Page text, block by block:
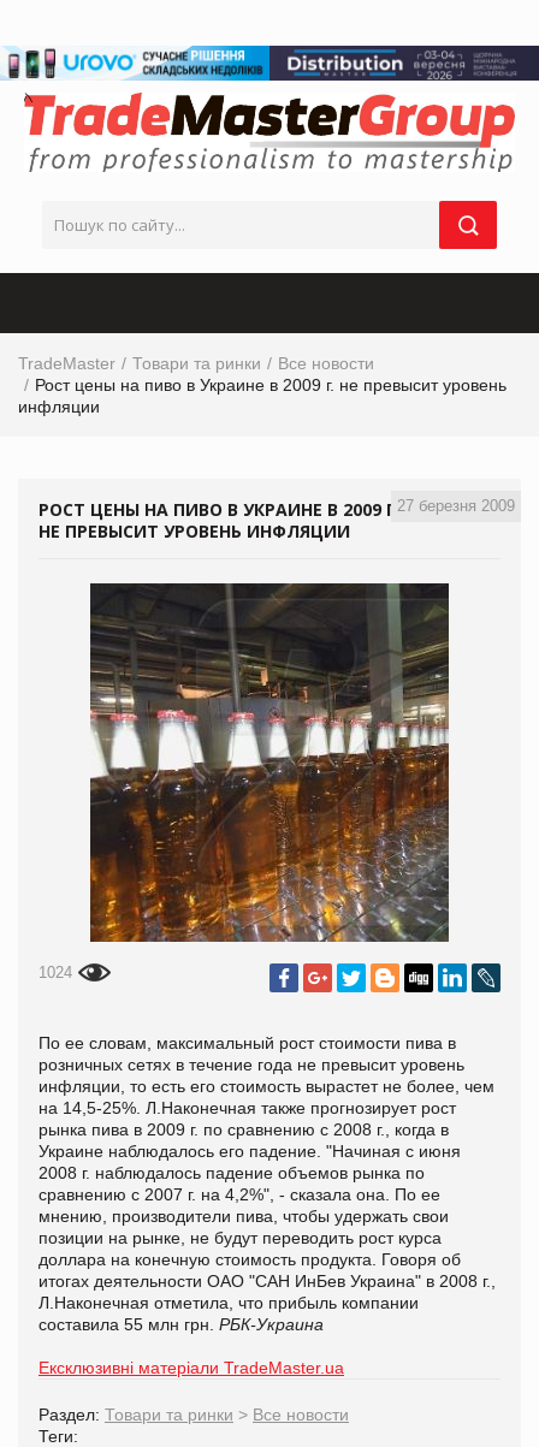
TradeMaster Товари та ринки
Все новости
Рост цены на пиво в Украине в 2009 г. не превысит уровень
инфляции
27 березня 2009
РОСТ ЦЕНЫ НА ПИВО В УКРАИНЕ В 2009 Г.
НЕ ПРЕВЫСИТ УРОВЕНЬ ИНФЛЯЦИИ
1024
По ее словам, максимальный рост стоимости пива в
розничных сетях в течение года не превысит уровень
инфляции, то есть его стоимость вырастет не более, чем
на 14,5-25%. Л.Наконечная также прогнозирует рост
рынка пива в 2009 г. по сравнению с 2008 г., когда в
Украине наблюдалось его падение. "Начиная с июня
2008 г. наблюдалось падение объемов рынка по
сравнению с 2007 г. на 4,2%", - сказала она. По ее
мнению, производители пива, чтобы удержать свои
позиции на рынке, не будут переводить рост курса
доллара на конечную стоимость продукта. Говоря об
итогах деятельности ОАО "САН ИнБев Украина" в 2008 г.,
Л.Наконечная отметила, что прибыль компании
составила 55 млн грн. РБК-Украина
Ексклюзивні матеріали TradeMaster.ua
Раздел: Товари та ринки > Все новости
Теги: